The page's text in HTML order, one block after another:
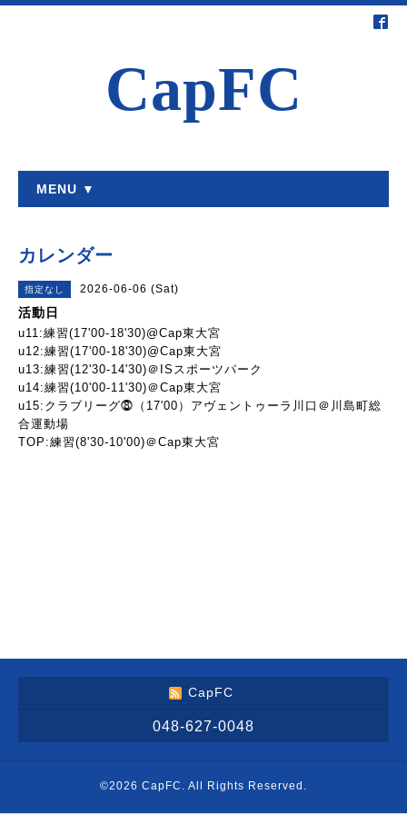
CapFC
MENU ▼
カレンダー
指定なし 2026-06-06 (Sat)
活動日
u11:練習(17'00-18'30)@Cap東大宮
u12:練習(17'00-18'30)@Cap東大宮
u13:練習(12'30-14'30)＠ISスポーツパーク
u14:練習(10'00-11'30)＠Cap東大宮
u15:クラブリーグ⓼（17'00）アヴェントゥーラ川口＠川島町総
合運動場
TOP:練習(8'30-10'00)＠Cap東大宮
CapFC
048-627-0048
©2026 CapFC . All Rights Reserved.